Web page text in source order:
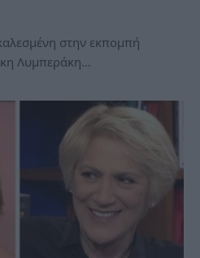
στην εκπομπή
Λυμπεράκη…